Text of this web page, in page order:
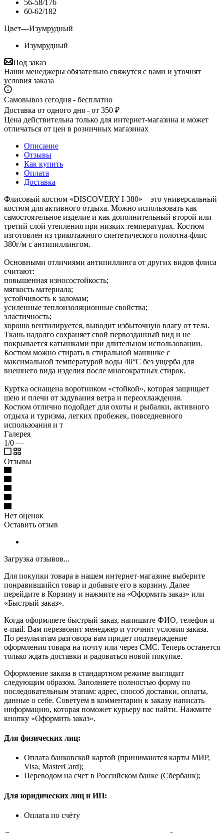
56-58/176
60-62/182
Цвет—Изумрудный
Изумрудный
Под заказ
Наши менеджеры обязательно свяжутся с вами и уточнят
условия заказа
Самовывоз сегодня - бесплатно
Доставка от одного дня - от 350 ₽
Цена действительна только для интернет-магазина и может
отличаться от цен в розничных магазинах
Описание
Отзывы
Как купить
Оплата
Доставка
Флисовый костюм «DISCOVERY I-380» – это универсальный
костюм для активного отдыха. Можно использовать как
самостоятельное изделие и как дополнительный второй или
третий слой утепления при низких температурах. Костюм
изготовлен из трикотажного синтетического полотна-флис
380г/м с антипиллингом.
Основными отличиями антипиллинга от других видов флиса
считают:
повышенная износостойкость;
мягкость материала;
устойчивость к заломам;
усиленные теплоизоляционные свойства;
эластичность;
хорошо вентилируется, выводит избыточную влагу от тела.
Ткань надолго сохраняет свой первозданный вид и не
покрывается катышками при длительном использовании.
Костюм можно стирать в стиральной машинке с
максимальной температурой воды 40°С без ущерба для
внешнего вида изделия после многократных стирок.
Куртка оснащена воротником «стойкой», которая защищает
шею и плечи от задувания ветра и переохлаждения.
Костюм отлично подойдет для охоты и рыбалки, активного
отдыха и туризма, легких пробежек, повседневного
использоания и т
Галерея
1/0 —
Отзывы
Нет оценок
Оставить отзыв
Загрузка отзывов...
Для покупки товара в нашем интернет-магазине выберите
понравившийся товар и добавьте его в корзину. Далее
перейдите в Корзину и нажмите на «Оформить заказ» или
«Быстрый заказ».
Когда оформляете быстрый заказ, напишите ФИО, телефон и
e-mail. Вам перезвонит менеджер и уточнит условия заказа.
По результатам разговора вам придет подтверждение
оформления товара на почту или через СМС. Теперь останется
только ждать доставки и радоваться новой покупке.
Оформление заказа в стандартном режиме выглядит
следующим образом. Заполняете полностью форму по
последовательным этапам: адрес, способ доставки, оплаты,
данные о себе. Советуем в комментарии к заказу написать
информацию, которая поможет курьеру вас найти. Нажмите
кнопку «Оформить заказ».
Для физических лиц:
Оплата банковской картой (принимаются карты МИР,
Visa, MasterCard);
Переводом на счет в Российском банке (Сбербанк);
Для юридических лиц и ИП:
Оплата по счёту